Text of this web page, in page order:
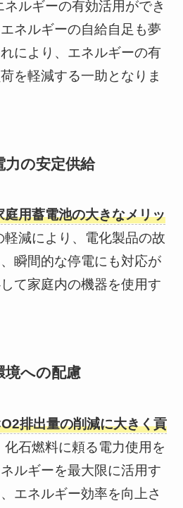
ネルギーの有効活用ができ
ネルギーの自給自足も夢
により、エネルギーの有
を軽減する一助となりま
の安定供給
用蓄電池の大きなメリッ
軽減により、電化製品の故
瞬間的な停電にも対応が
て家庭内の機器を使用す
境への配慮
排出量の削減に大きく貢
化石燃料に頼る電力使用を
ルギーを最大限に活用す
エネルギー効率を向上さ